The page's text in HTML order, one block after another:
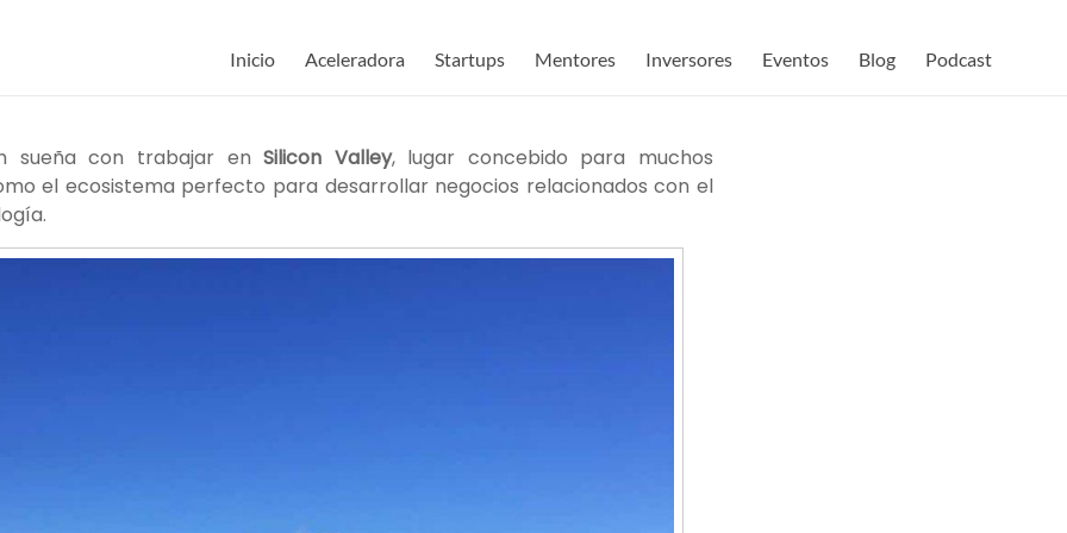
Inicio Aceleradora Startups Mentores Inversores Eventos Blog Podcast
sueña con trabajar en Silicon Valley, lugar concebido para muchos
el ecosistema perfecto para desarrollar negocios relacionados con el